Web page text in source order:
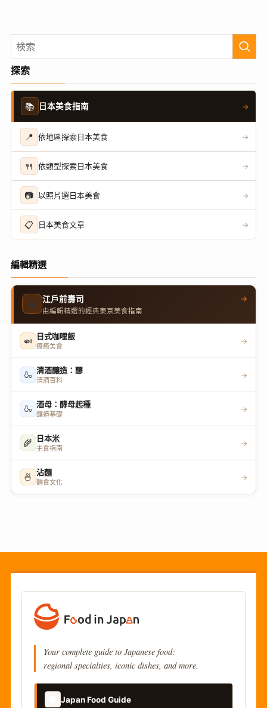
探索
📚 日本美食指南 →
📍 依地區探索日本美食 →
🍴 依類型探索日本美食 →
📷 以照片選日本美食 →
📋 日本美食文章 →
編輯精選
🍣 江戶前壽司
由編輯精選的經典東京美食指南
→
🍛 日式咖哩飯
療癒美食
→
🍶 清酒釀造：醪
清酒百科
→
🍶 酒母：酵母起種
釀造基礎
→
🌾 日本米
主食指南
→
🍜 沾麵
麵食文化
→
Your complete guide to Japanese food:
regional specialties, iconic dishes, and more.
Japan Food Guide